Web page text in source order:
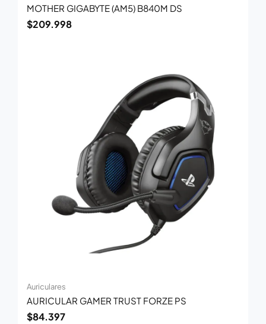
MOTHER GIGABYTE (AM5) B840M DS
$209.998
Auriculares
AURICULAR GAMER TRUST FORZE PS
$84.397